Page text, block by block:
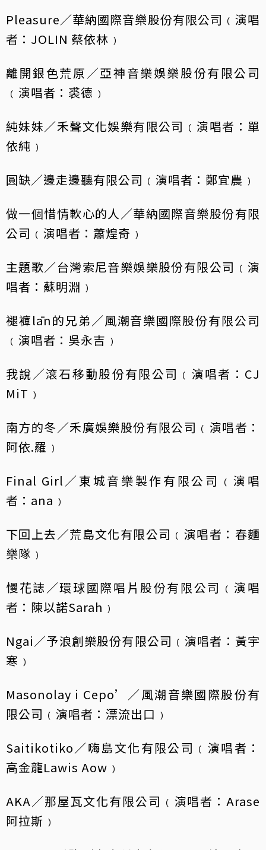
Pleasure／華納國際音樂股份有限公司﹙演唱
者：JOLIN 蔡依林﹚
離開銀色荒原／亞神音樂娛樂股份有限公司
﹙演唱者：裘德﹚
純妹妹／禾聲文化娛樂有限公司﹙演唱者：單
依純﹚
圓缺／邊走邊聽有限公司﹙演唱者：鄭宜農﹚
做一個惜情軟心的人／華納國際音樂股份有限
公司﹙演唱者：蕭煌奇﹚
主題歌／台灣索尼音樂娛樂股份有限公司﹙演
唱者：蘇明淵﹚
褪褲lān的兄弟／風潮音樂國際股份有限公司
﹙演唱者：吳永吉﹚
我說／滾石移動股份有限公司﹙演唱者：CJ
MiT﹚
南方的冬／禾廣娛樂股份有限公司﹙演唱者：
阿依.羅﹚
Final Girl／東城音樂製作有限公司﹙演唱
者：ana﹚
下回上去／荒島文化有限公司﹙演唱者：春麵
樂隊﹚
慢花誌／環球國際唱片股份有限公司﹙演唱
者：陳以諾Sarah﹚
Ngai／予浪創樂股份有限公司﹙演唱者：黃宇
寒﹚
Masonolay i Cepo’／風潮音樂國際股份有
限公司﹙演唱者：漂流出口﹚
Saitikotiko／嗨島文化有限公司﹙演唱者：
高金龍Lawis Aow﹚
AKA／那屋瓦文化有限公司﹙演唱者：Arase
阿拉斯﹚